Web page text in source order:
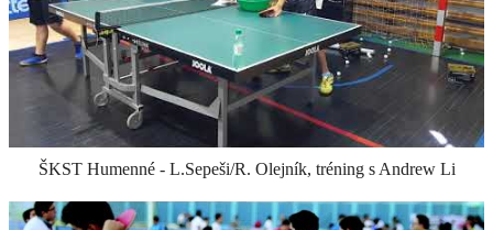
ŠKST Humenné - L.Sepeši/R. Olejník, tréning s Andrew Li